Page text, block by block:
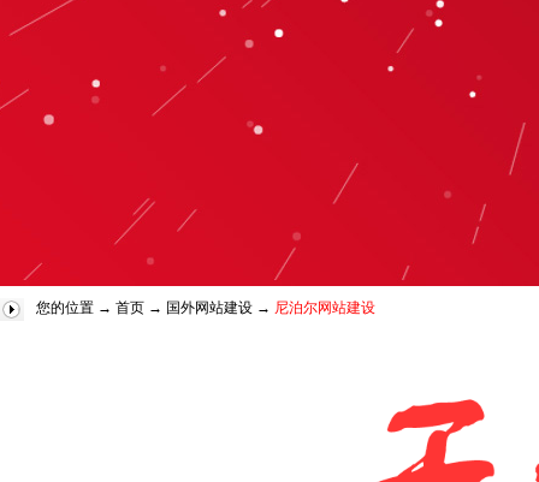
您的位置 → 首页 → 国外网站建设 → 尼泊尔网站建设